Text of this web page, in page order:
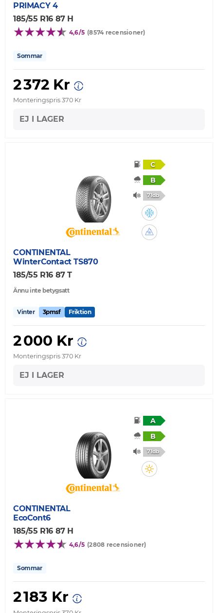
PRIMACY 4
185/55 R16 87 H
4,6/5 (8574 recensioner)
Sommar
2 372 Kr
Monteringspris 370 Kr
EJ I LAGER
C
B
71db
CONTINENTAL
WinterContact TS870
185/55 R16 87 T
Ännu inte betygsatt
Vinter 3pmsf Friktion
2 000 Kr
Monteringspris 370 Kr
EJ I LAGER
A
B
71db
CONTINENTAL
EcoCont6
185/55 R16 87 H
4,6/5 (2808 recensioner)
Sommar
2 183 Kr